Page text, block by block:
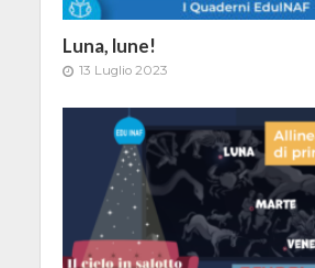
Luna, lune!
13 Luglio 2023